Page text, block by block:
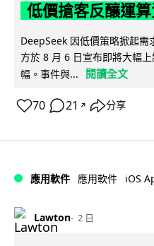
低價搶客反釀運
DeepSeek 因低價策略掀起需
方於 8 月 6 日宣布即將大幅
幅。事件與...
閱讀全文
70 21 ↗ 分享
應用軟件 應用軟件 iOS
Lawton 2 日